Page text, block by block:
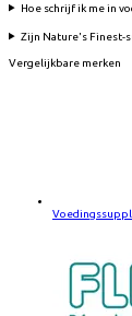
Hoe schrijf ik me in
Zijn Nature's Finest-
Vergelijkbare merken